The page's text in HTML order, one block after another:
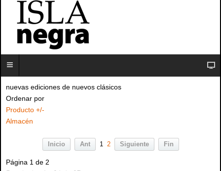
nuevas ediciones de nuevos clásicos
Ordenar por
Producto +/-
Almacén
Inicio Ant 1 2 Siguiente Fin
Página 1 de 2